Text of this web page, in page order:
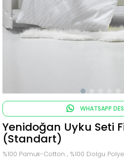
WHATSAPP
Yenidoğan Uyku Seti
(Standart)
%100 Pamuk-Cotton , %100 Dolgu